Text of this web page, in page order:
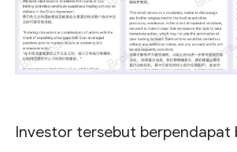
Investor tersebut berpendapat